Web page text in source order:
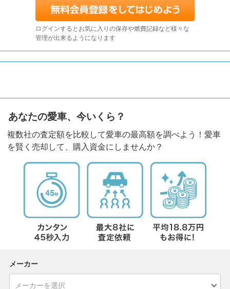
ログインするとお気に入りの保存や燃費記録など様々な
管理が出来るようになります
あなたの愛車、今いくら？
複数社の査定額を比較して愛車の最高額を調べよう！愛車
を賢く売却して、購入資金にしませんか？
メーカー